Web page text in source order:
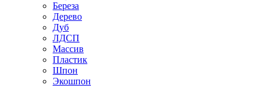
Береза
Дерево
Дуб
ЛДСП
Массив
Пластик
Шпон
Экошпон